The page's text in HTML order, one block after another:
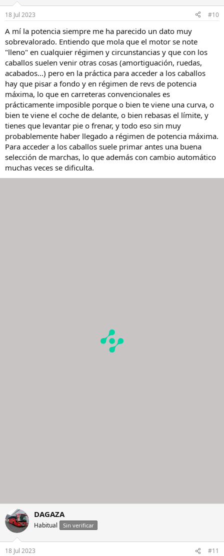
o
n
e
s
18 Jul 2023 #10
A mí la potencia siempre me ha parecido un dato muy
sobrevalorado. Entiendo que mola que el motor se note
"lleno" en cualquier régimen y circunstancias y que con los
caballos suelen venir otras cosas (amortiguación, ruedas,
acabados...) pero en la práctica para acceder a los caballos
hay que pisar a fondo y en régimen de revs de potencia
máxima, lo que en carreteras convencionales es
prácticamente imposible porque o bien te viene una curva, o
bien te viene el coche de delante, o bien rebasas el límite, y
tienes que levantar pie o frenar, y todo eso sin muy
probablemente haber llegado a régimen de potencia máxima.
Para acceder a los caballos suele primar antes una buena
selección de marchas, lo que además con cambio automático
muchas veces se dificulta.
DAGAZA
Habitual Sin verificar
18 Jul 2023 #11